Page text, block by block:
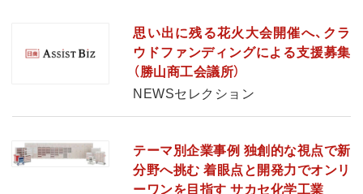
思い出に残る花火大会開催へ、クラ
ウドファンディングによる支援募集
（勝山商工会議所）
NEWSセレクション
テーマ別企業事例 独創的な視点で新
分野へ挑む 着眼点と開発力でオンリ
ーワンを目指す サカセ化学工業